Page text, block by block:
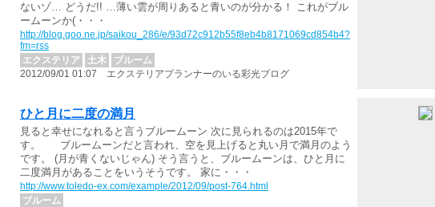
ないゾ… どうだ!! …薄い雲が周りあると青いのが分かる！ これがブル
ームーンか(・・・
http://blog.goo.ne.jp/saikou_286/e/93d72c912b55f8eb4b8171069cd854b4?
fm=rss
エクステリア
土木
ブルーム
2012/09/01 01:07 エクステリアプランナーのいる彩光ブログ
ひと月に二度の満月
見ると幸せになれると言うブルームーン 次に見られるのは2015年で
す。 ブルームーンだと言われ、空を見上げると丸い月で満月のよう
です。 (月が青くないじゃん) そう言うと、ブルームーンは、ひと月に
二度満月があることをいうそうです。 家に・・・
http://www.toledo-ex.com/example/2012/09/post-764.html
ブルーム